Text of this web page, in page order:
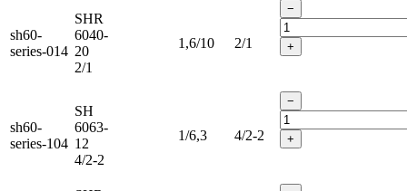
sh60-
series-014
SHR
6040-
20
2/1
1,6/10 2/1
−
+
sh60-
series-104
SH
6063-
12
4/2-2
1/6,3 4/2-2
−
+